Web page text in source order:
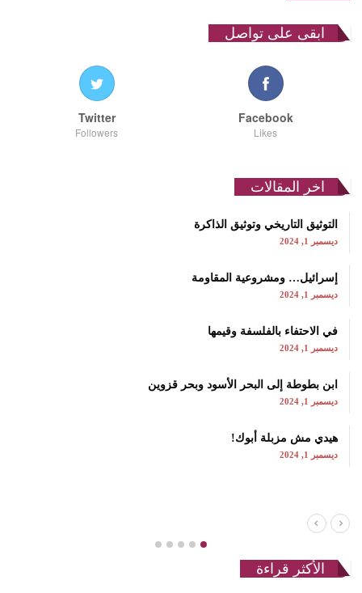
ابقى على تواصل
Facebook
Likes
Twitter
Followers
اخر المقالات
التوثيق التاريخي وتوثيق الذاكرة
ديسمبر 1, 2024
إسرائيل… ومشروعية المقاومة
ديسمبر 1, 2024
في الاحتفاء بالفلسفة وقيمها
ديسمبر 1, 2024
ابن بطوطة إلى البحر الأسود وبحر قزوين
ديسمبر 1, 2024
هيدي مش مزبلة أبوك!
ديسمبر 1, 2024
الأكثر قراءة